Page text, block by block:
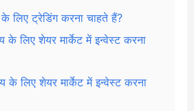
लिए ट्रेडिंग करना चाहते हैं?
लिए शेयर मार्केट में इन्वेस्ट करना
लिए शेयर मार्केट में इन्वेस्ट करना